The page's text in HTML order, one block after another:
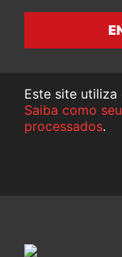
Este site utiliza
Saiba como
processados.